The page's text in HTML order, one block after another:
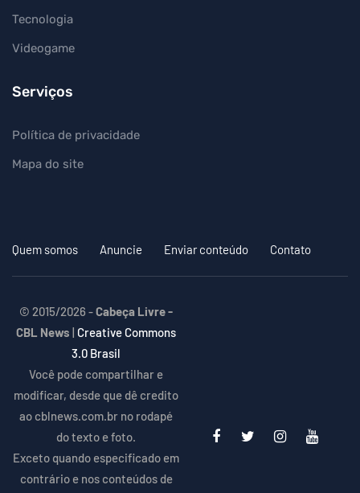
Tecnologia
Videogame
Serviços
Política de privacidade
Mapa do site
Quem somos Anuncie Enviar conteúdo Contato
© 2015/2026 -Cabeça Livre -
CBL News | Creative Commons
3.0 Brasil
Você pode compartilhar e
modificar, desde que dê credito
ao cblnews.com.br no rodapé
do texto e foto.
Exceto quando especificado em
contrário e nos conteúdos de